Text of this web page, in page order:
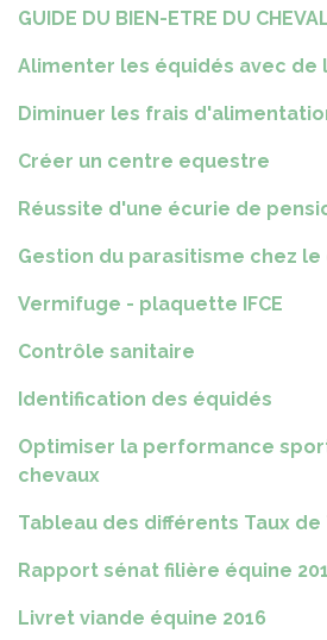
GUIDE DU BIEN-ETRE DU
Alimenter les équidés avec de
Diminuer les frais
Créer un centre equestre
Réussite d'une écurie de
Gestion du parasitisme chez le
Vermifuge - plaquette IFCE
Contrôle sanitaire
Identification des équidés
Optimiser la performance
chevaux
Tableau des différents Taux de
Rapport sénat filière équine
Livret viande équine 2016